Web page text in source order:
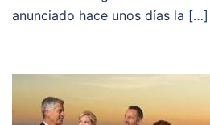
anunciado hace unos días la […]